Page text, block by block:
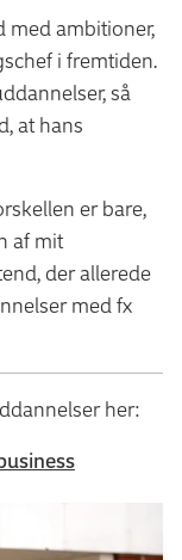
med ambitioner,
i fremtiden.
så
at hans
er bare,
af mit
der allerede
med fx
her: